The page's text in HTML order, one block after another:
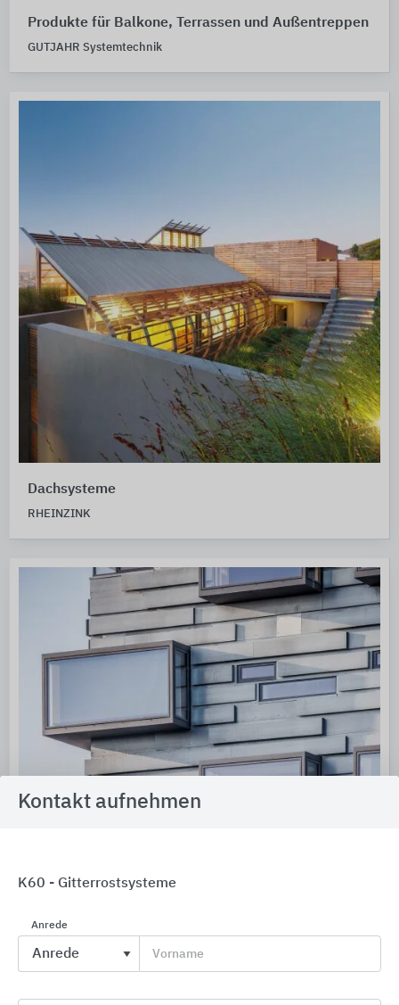
Produkte für Balkone, Terrassen und Außentreppen
GUTJAHR Systemtechnik
Dachsysteme
RHEINZINK
Fassadensysteme
Kontakt aufnehmen
K60 - Gitterrostsysteme
Anrede
Vorname